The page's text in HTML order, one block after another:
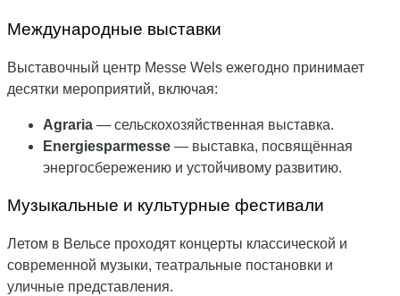
Международные выставки
Выставочный центр Messe Wels ежегодно принимает
десятки мероприятий, включая:
Agraria — сельскохозяйственная выставка.
Energiesparmesse — выставка, посвящённая
энергосбережению и устойчивому развитию.
Музыкальные и культурные фестивали
Летом в Вельсе проходят концерты классической и
современной музыки, театральные постановки и
уличные представления.